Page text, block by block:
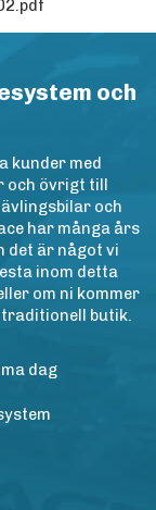
och
kunder med
och övrigt till
och
har många års
det är något vi
inom detta
om ni kommer
butik.
dag